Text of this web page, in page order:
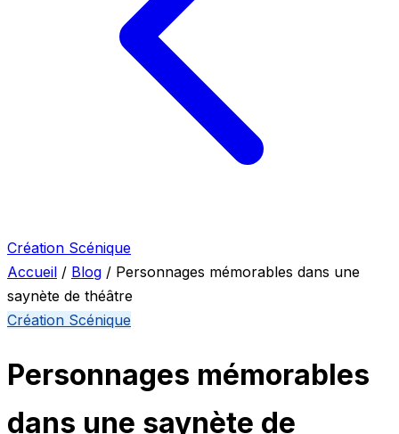
Création Scénique
Accueil / Blog / Personnages mémorables dans une
saynète de théâtre
Création Scénique
Personnages mémorables
dans une saynète de